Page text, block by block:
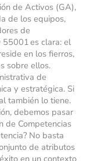
de Activos (GA),
de los equipos,
de
55001 es clara: el
en los fierros,
sobre ellos.
de
y estratégica. Si
también lo tiene.
debemos pasar
de Competencias
No basta
de atributos
en un contexto